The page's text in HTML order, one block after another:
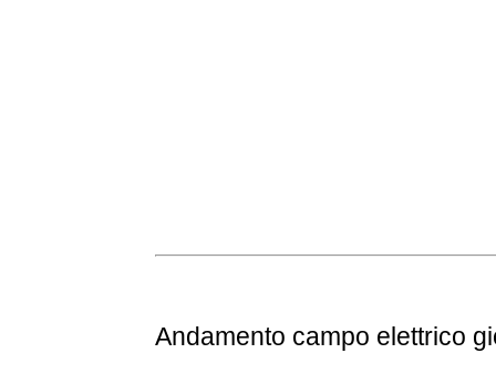
Andamento campo elettrico